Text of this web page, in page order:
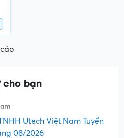
cho bạn
Utech Việt Nam Tuyển
08/2026